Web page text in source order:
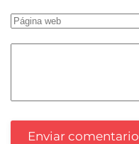
Enviar comentario